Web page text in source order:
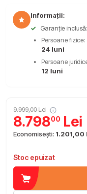
Informații:
✓
Garanție inclusă:
Persoane fizice:
24 luni
Persoane
12 luni
9.999,00 Lei
8.79800 Lei
Economisești: 1.201,00
Stoc epuizat